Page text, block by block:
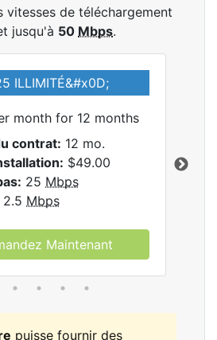
vitesses de téléchargement
jusqu'à 50 Mbps.
ILLIMITÉ&#x0D;
month for 12 months
contrat: 12 mo.
$49.00
25 Mbps
2.5 Mbps
Maintenant
puisse fournir des